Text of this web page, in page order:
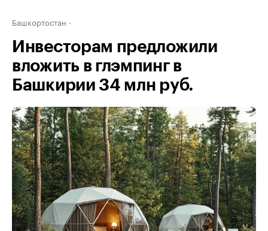
Башкортостан
Инвесторам предложили
вложить в глэмпинг в
Башкирии 34 млн руб.